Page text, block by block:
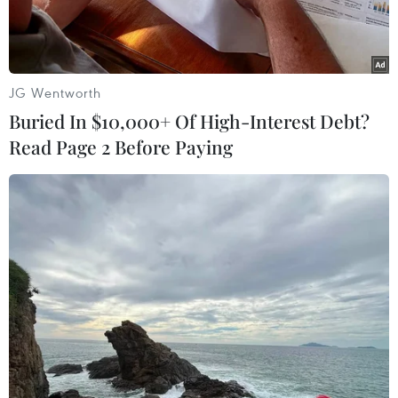
Lực lượng y tế phun khử khuẩn tại Hà Nội. (Ảnh:
Theo tin từ Sở Y tế Hà Nội, từ 12h đến 18h ngày
23/9, thành phố không ghi nhận thêm ca bệnh
mắc COVID-19.
JG Wentworth
Buried In $10,000+ Of High-Interest Debt?
Read Page 2 Before Paying